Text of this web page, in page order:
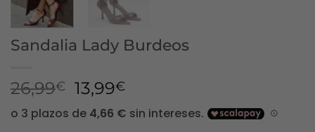
Sandalia Lady Burdeos
26,99€
El
precio
original
13,99€El
precio
actual